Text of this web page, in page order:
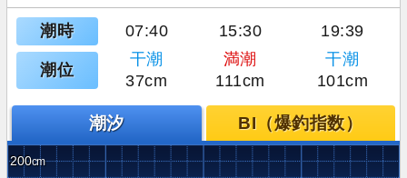
潮時 07:40 15:30 19:39
潮位
干潮 満潮
干潮
37cm
111cm 101cm
潮汐 BI（爆釣指数）
200